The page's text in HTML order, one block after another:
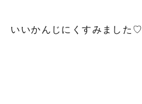
いいかんじにくすみました♡